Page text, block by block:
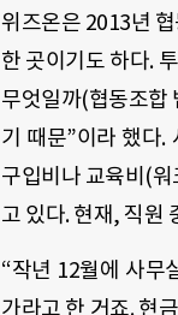
위즈온은 2013년
한 곳이기도 하다.
무엇일까(협동조합
기 때문”이라 했다.
구입비나 교육비(
고 있다. 현재, 직원
“작년 12월에 사무
가라고 한 거죠. 현